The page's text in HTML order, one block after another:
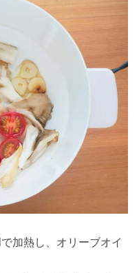
で加熱し、オリーブオイ